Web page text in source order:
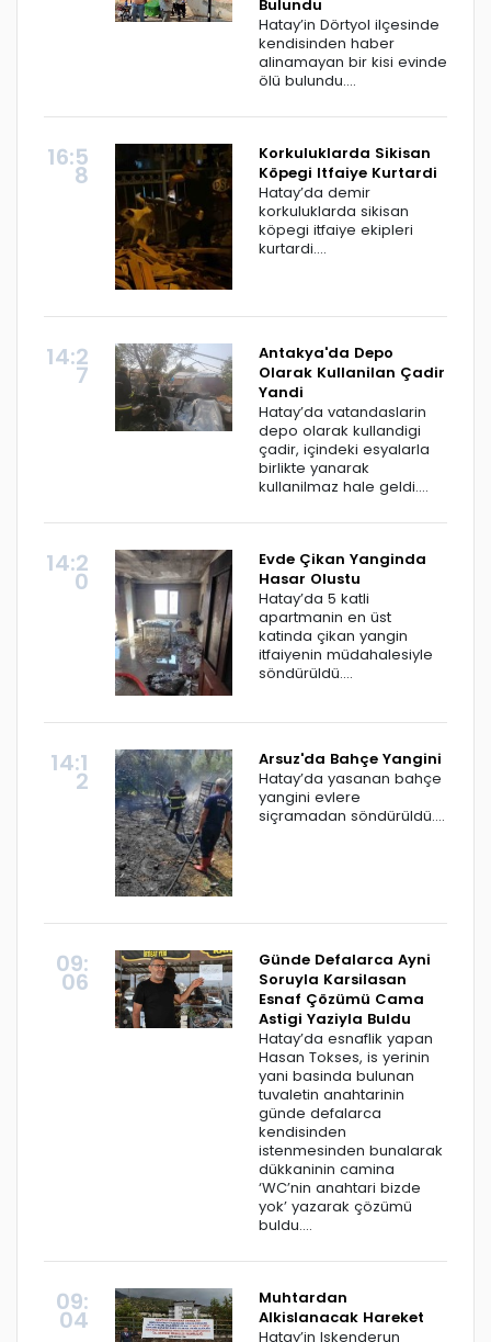
Bulundu
Hatay’in Dörtyol ilçesinde
kendisinden haber
alinamayan bir kisi evinde
ölü bulundu....
16:5
8
Korkuluklarda Sikisan
Köpegi Itfaiye Kurtardi
Hatay’da demir
korkuluklarda sikisan
köpegi itfaiye ekipleri
kurtardi....
14:2
7
Antakya'da Depo
Olarak Kullanilan Çadir
Yandi
Hatay’da vatandaslarin
depo olarak kullandigi
çadir, içindeki esyalarla
birlikte yanarak
kullanilmaz hale geldi....
14:2
0
Evde Çikan Yanginda
Hasar Olustu
Hatay’da 5 katli
apartmanin en üst
katinda çikan yangin
itfaiyenin müdahalesiyle
söndürüldü....
14:1
2
Arsuz'da Bahçe Yangini
Hatay’da yasanan bahçe
yangini evlere
siçramadan söndürüldü....
09:
06
Günde Defalarca Ayni
Soruyla Karsilasan
Esnaf Çözümü Cama
Astigi Yaziyla Buldu
Hatay’da esnaflik yapan
Hasan Tokses, is yerinin
yani basinda bulunan
tuvaletin anahtarinin
günde defalarca
kendisinden
istenmesinden bunalarak
dükkaninin camina
‘WC’nin anahtari bizde
yok’ yazarak çözümü
buldu....
09:
04
Muhtardan
Alkislanacak Hareket
Hatay’in Iskenderun